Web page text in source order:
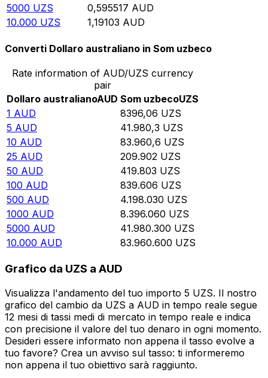
5000 UZS 0,595517 AUD
10.000 UZS 1,19103 AUD
Converti Dollaro australiano in Som uzbeco
Rate information of AUD/UZS currency
pair
Dollaro australianoAUD Som uzbecoUZS
1 AUD 8396,06 UZS
5 AUD 41.980,3 UZS
10 AUD 83.960,6 UZS
25 AUD 209.902 UZS
50 AUD 419.803 UZS
100 AUD 839.606 UZS
500 AUD 4.198.030 UZS
1000 AUD 8.396.060 UZS
5000 AUD 41.980.300 UZS
10.000 AUD 83.960.600 UZS
Grafico da UZS a AUD
Visualizza l'andamento del tuo importo 5 UZS. Il nostro
grafico del cambio da UZS a AUD in tempo reale segue
12 mesi di tassi medi di mercato in tempo reale e indica
con precisione il valore del tuo denaro in ogni momento.
Desideri essere informato non appena il tasso evolve a
tuo favore? Crea un avviso sul tasso: ti informeremo
non appena il tuo obiettivo sarà raggiunto.